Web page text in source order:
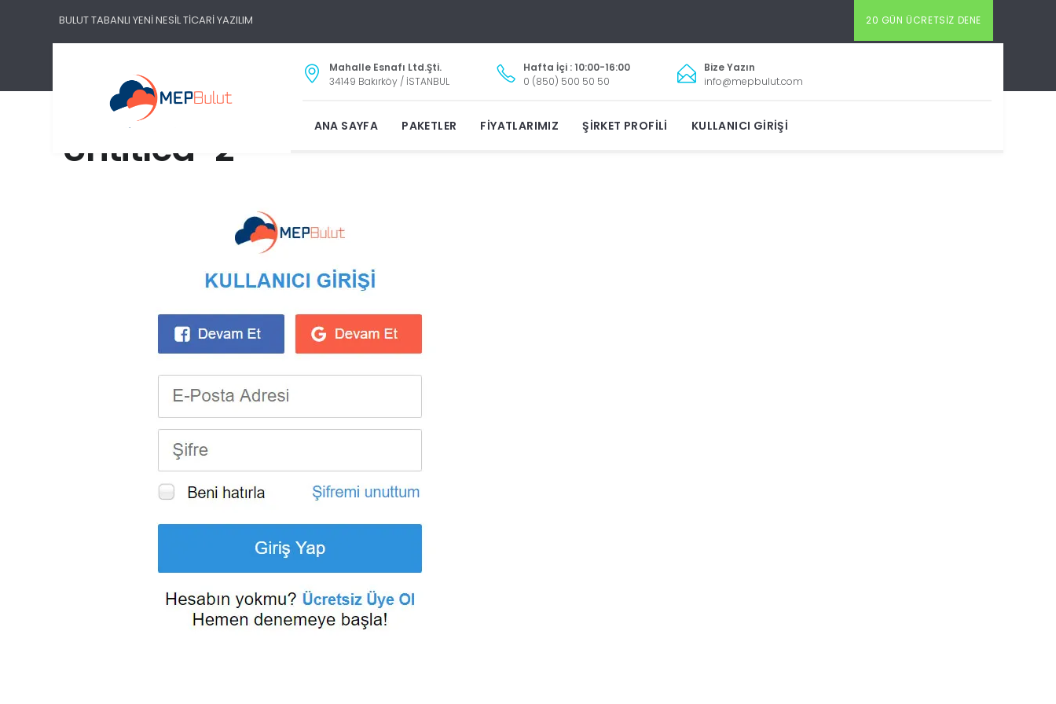
BULUT TABANLI YENİ NESİL TİCARİ YAZILIM 20 GÜN ÜCRETSIZ DENE
Mahalle Esnafı Ltd.Şti.
34149 Bakırköy / İSTANBUL
Hafta İçi : 10:00-16:00
0 (850) 500 50 50
Bize Yazın
info@mepbulut.com
ANA SAYFA PAKETLER FIYATLARIMIZ ŞIRKET PROFILI KULLANICI GIRIŞI
Untitled-2